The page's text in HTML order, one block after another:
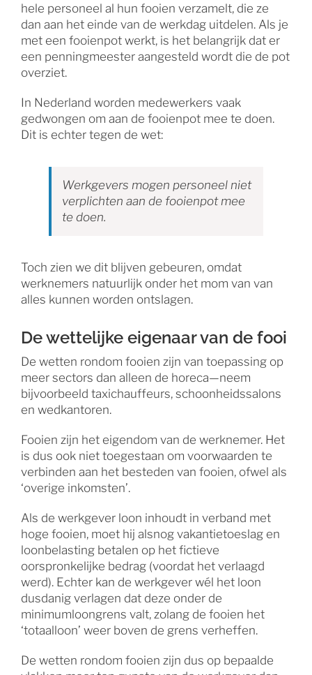
hele personeel al hun fooien verzamelt, die ze
dan aan het einde van de werkdag uitdelen. Als je
met een fooienpot werkt, is het belangrijk dat er
een penningmeester aangesteld wordt die de pot
overziet.
In Nederland worden medewerkers vaak
gedwongen om aan de fooienpot mee te doen.
Dit is echter tegen de wet:
Werkgevers mogen personeel niet
verplichten aan de fooienpot mee
te doen.
Toch zien we dit blijven gebeuren, omdat
werknemers natuurlijk onder het mom van van
alles kunnen worden ontslagen.
De wettelijke eigenaar van de fooi
De wetten rondom fooien zijn van toepassing op
meer sectors dan alleen de horeca—neem
bijvoorbeeld taxichauffeurs, schoonheidssalons
en wedkantoren.
Fooien zijn het eigendom van de werknemer. Het
is dus ook niet toegestaan om voorwaarden te
verbinden aan het besteden van fooien, ofwel als
‘overige inkomsten’.
Als de werkgever loon inhoudt in verband met
hoge fooien, moet hij alsnog vakantietoeslag en
loonbelasting betalen op het fictieve
oorspronkelijke bedrag (voordat het verlaagd
werd). Echter kan de werkgever wél het loon
dusdanig verlagen dat deze onder de
minimumloongrens valt, zolang de fooien het
‘totaalloon’ weer boven de grens verheffen.
De wetten rondom fooien zijn dus op bepaalde